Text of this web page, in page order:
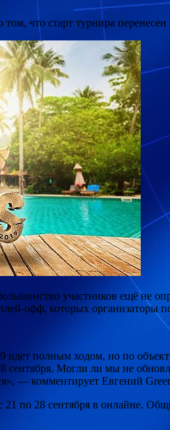
что старт турнира перенесен
участников ещё не
офф, которых организаторы
идет полным ходом, но по
Могли ли мы не
— комментирует Евгений
21 по 28 сентября в онлайне.